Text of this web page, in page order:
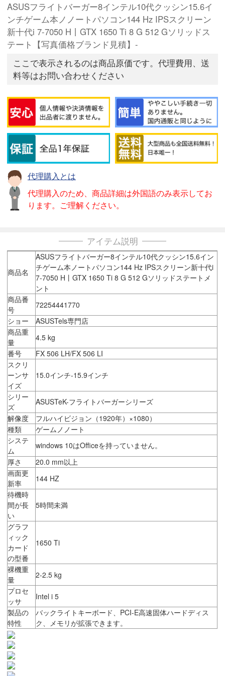
ASUSフライトバーガー8インテル10代クッシン15.6イ
ンチゲーム本ノノートパソコン144 Hz IPSスクリーン
新十代i 7-7050 H丨GTX 1650 Ti 8 G 512 Gソリッドス
テート【写真価格ブランド見積】-
ここで表示されるのは商品原価です。代理費用、送
料等はお問い合わせください
代理購入とは
代理購入のため、商品詳細は外国語のみ表示してお
ります。ご理解ください。
アイテム説明
商品名
ASUSフライトバーガー8インテル10代クッシン15.6イン
チゲーム本ノートパソコン144 Hz IPSスクリーン新十代i
7-7050 H丨GTX 1650 Ti 8 G 512 Gソリッドステートメ
ント
商品番
号
72254441770
ショー
ASUSTels専門店
商品重
量
4.5 kg
番号
FX 506 LH/FX 506 LI
スクリ
ーンサ
イズ
15.0インチ-15.9インチ
シリー
ズ
ASUSTeK-フライトバーガーシリーズ
解像度
フルハイビジョン（1920年）×1080）
種類
ゲームノノート
システ
ム
windows 10はOfficeを持っていません。
厚さ
20.0 mm以上
画面更
新率
144 HZ
待機時
間が長
い
5時間未満
グラフ
ィック
カード
の型番
1650 Ti
裸機重
量
2-2.5 kg
プロセ
ッサ
Intel i 5
製品の
特性
バックライトキーボード、PCI-E高速固体ハードディス
ク、メモリが拡張できます。